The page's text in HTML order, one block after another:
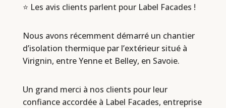
⭐ Les avis clients parlent pour Label Facades !
Nous avons récemment démarré un chantier
d’isolation thermique par l’extérieur situé à
Virignin, entre Yenne et Belley, en Savoie.
Un grand merci à nos clients pour leur
confiance accordée à Label Facades, entreprise